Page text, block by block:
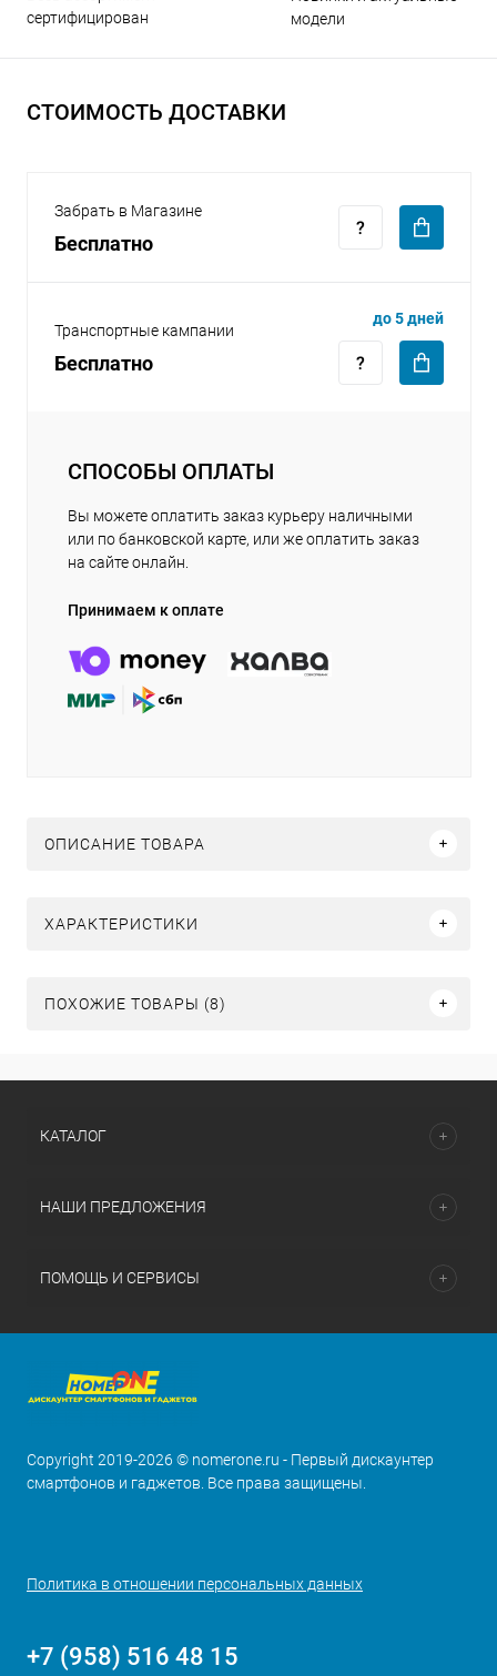
сертифицирован
модели
СТОИМОСТЬ ДОСТАВКИ
Забрать в Магазине
Бесплатно
Транспортные кампании
Бесплатно
до 5 дней
СПОСОБЫ ОПЛАТЫ
Вы можете оплатить заказ курьеру наличными
или по банковской карте, или же оплатить заказ
на сайте онлайн.
Принимаем к оплате
ОПИСАНИЕ ТОВАРА
ХАРАКТЕРИСТИКИ
ПОХОЖИЕ ТОВАРЫ (8)
КАТАЛОГ
НАШИ ПРЕДЛОЖЕНИЯ
ПОМОЩЬ И СЕРВИСЫ
Copyright 2019-2026 © nomerone.ru - Первый дискаунтер
смартфонов и гаджетов. Все права защищены.
Политика в отношении персональных данных
+7 (958) 516 48 15